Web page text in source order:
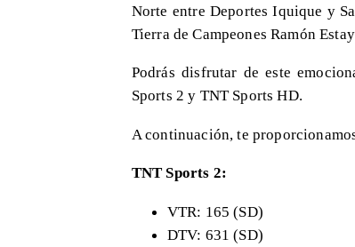
Norte entre Deportes Iquique y
Tierra de Campeones Ramón
Podrás disfrutar de este
Sports 2 y TNT Sports HD.
A continuación, te
TNT Sports 2:
VTR: 165 (SD)
DTV: 631 (SD)